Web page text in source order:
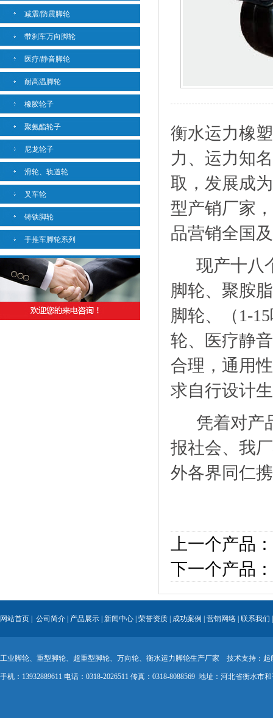
减震/防震脚轮
带刹车万向脚轮
医疗/静音脚轮
耐高温脚轮
橡胶轮子
聚氨酯轮子
尼龙轮子
滑轮、轨道轮
叉车轮
铸铁脚轮
手推车脚轮系列
衡水运力橡
力、运力知
取，发展成
型产销厂家
品营销全国
现产十八
脚轮、聚胺
脚轮、（1-
轮、医疗静
合理，通用
求自行设计
凭着对产
报社会、我
外各界同仁
上一个产品：
下一个产品：
网站首页 公司简介 产品展示 新闻中心 荣誉资质 成功案例 营销网络 联系我们
工业脚轮、重型脚轮、超重型脚轮、万向轮、衡水运力脚轮生产厂家 技术支持： 起
手机：13932889611 电话：0318-2026511 传真：0318-8088569 地址：河北省衡水市